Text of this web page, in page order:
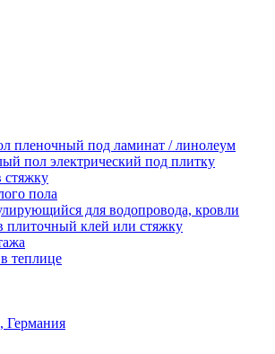
пленочный под ламинат / линолеум
пол электрический под плитку
стяжку
пола
для водопровода, кровли
плиточный клей или стяжку
теплице
Германия